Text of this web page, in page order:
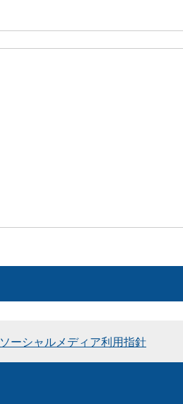
ソーシャルメディア利用指針